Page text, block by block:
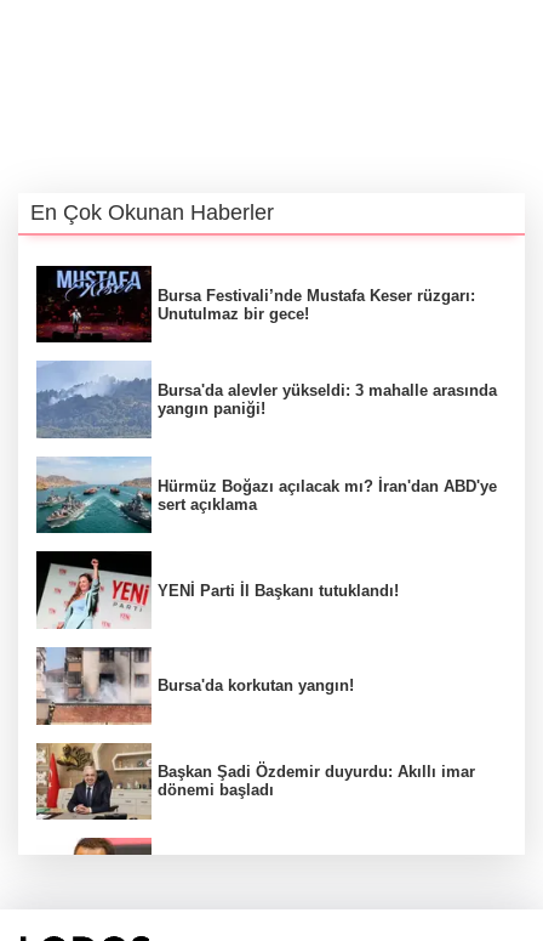
En Çok Okunan Haberler
Bursa Festivali’nde Mustafa Keser rüzgarı:
Unutulmaz bir gece!
Bursa'da alevler yükseldi: 3 mahalle arasında
yangın paniği!
Hürmüz Boğazı açılacak mı? İran'dan ABD'ye
sert açıklama
YENİ Parti İl Başkanı tutuklandı!
Bursa'da korkutan yangın!
Başkan Şadi Özdemir duyurdu: Akıllı imar
dönemi başladı